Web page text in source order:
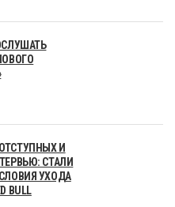
И
СТАЛИ
УХОДА
BULL